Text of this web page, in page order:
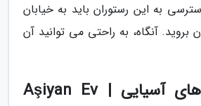
به این رستوران باید به خیابان
آنگاه، به راحتی می توانید آن
خانه خوراکی های آسیایی | Aşiyan Ev